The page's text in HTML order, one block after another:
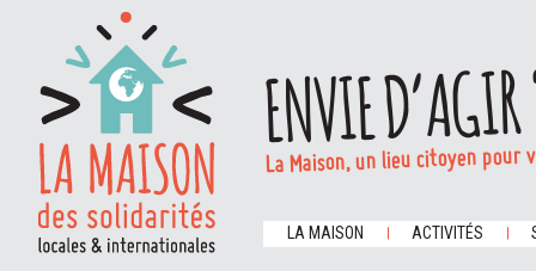
ENVIE
La Maison, un lieu citoyen
LA MAISON ACTIVITÉS